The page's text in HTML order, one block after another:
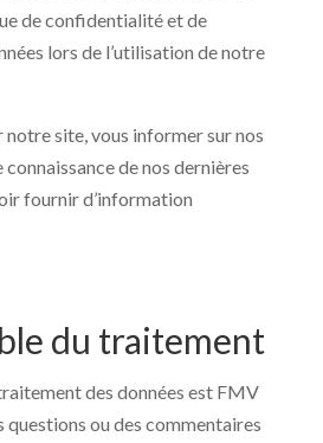
de confidentialité et de
lors de l’utilisation de notre
site, vous informer sur nos
de nos dernières
fournir d’information
du traitement
des données est FMV
questions ou des commentaires